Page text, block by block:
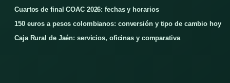
Cuartos de final COAC 2026: fechas y horarios
150 euros a pesos colombianos: conversión y tipo de cambio hoy
Caja Rural de Jaén: servicios, oficinas y comparativa